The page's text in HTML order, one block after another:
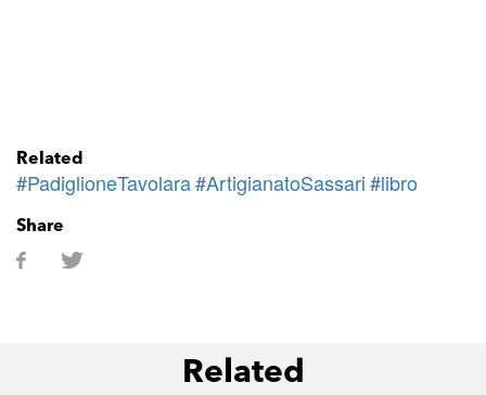
Related
#PadiglioneTavolara#ArtigianatoSassari#libro
Share
Related